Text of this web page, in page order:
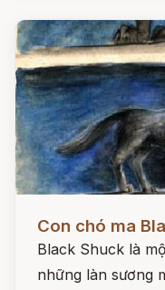
Con chó ma
Black Shuck là
những làn sương